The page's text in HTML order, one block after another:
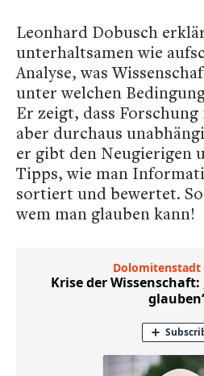
Leonhard Dobusch
unterhaltsamen wie
Analyse, was
unter welchen
Er zeigt, dass
aber durchaus
er gibt den Neugierigen
Tipps, wie man
sortiert und bewertet.
wem man glauben kann!